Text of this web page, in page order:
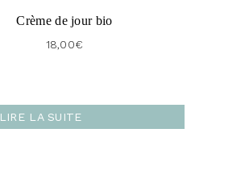
Crème de jour bio
18,00€
LIRE LA SUITE